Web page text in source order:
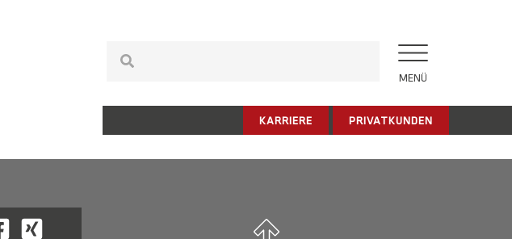
MENÜ
KARRIERE PRIVATKUNDEN